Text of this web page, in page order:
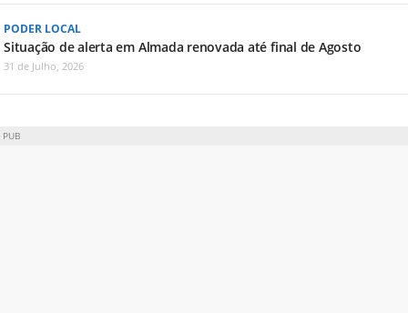
PODER LOCAL
Situação de alerta em Almada renovada até final de Agosto
31 de Julho, 2026
PUB